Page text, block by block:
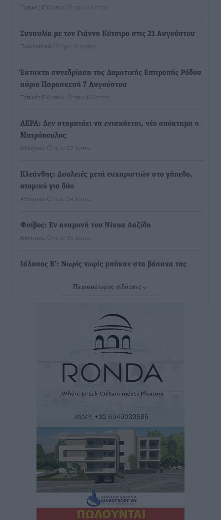
Τοπικές Ειδήσεις πριν 3 λεπτά
Συναυλία με τον Γιάννη Κότσιρα στις 21 Αυγούστου
Πολιτιστικά πριν 13 λεπτά
Έκτακτη συνεδρίαση της Δημοτικής Επιτροπής Ρόδου
αύριο Παρασκευή 7 Αυγούστου
Τοπικές Ειδήσεις πριν 16 λεπτά
ΑΕΡΑ: Δεν σταματάει να ενισχύεται, νέο απόκτημα ο
Μητρόπουλος
Αθλητικά πριν 32 λεπτά
Κλεάνθης: Δουλειές μετά ευχαριστιών στο γήπεδο,
ατομικό για δύο
Αθλητικά πριν 34 λεπτά
Φοίβος: Εν αναμονή του Νίκου Λαζίδη
Αθλητικά πριν 35 λεπτά
Ιάλυσος Β’: Νωρίς νωρίς μπήκαν στα βάσανα της
πριν 37 λεπτά
Εθνικός Αρχίπολης: Μεγάλο βήμα προόδου η ίδρυση
Ιππότες: Με το βλέμμα στραμμένο στο μέλλον
πριν 42 λεπτά
ευρώ σε κέρδη μοίρασε τον Ιούλιο
Αθλητικά• πριν 1 ώρα
Ολοκλήρωση του έργου αναβάθμισης των
υποδομών του Νεστορίδειου Μελάθρου
Τοπικές Ειδήσεις• πριν 1 ώρα
Γ.Σ. Διαγόρας: Στα «κυανέρυθρα» ο Janni Pembe
Περισσότερες ειδήσεις